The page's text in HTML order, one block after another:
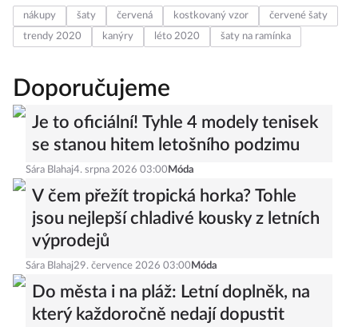
nákupy šaty červená kostkovaný vzor
červené šaty
trendy 2020
kanýry léto 2020 šaty na ramínka
Doporučujeme
Je to oficiální! Tyhle 4 modely tenisek
se stanou hitem letošního podzimu
Sára Blahaj4. srpna 2026 03:00 Móda
V čem přežít tropická horka? Tohle
jsou nejlepší chladivé kousky z letních
výprodejů
Sára Blahaj29. července 2026 03:00 Móda
Do města i na pláž: Letní doplněk, na
který každoročně nedají dopustit